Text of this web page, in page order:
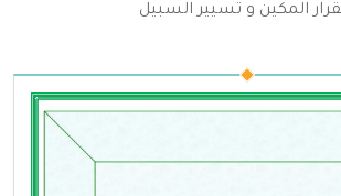
المكين و تسيير السبيل